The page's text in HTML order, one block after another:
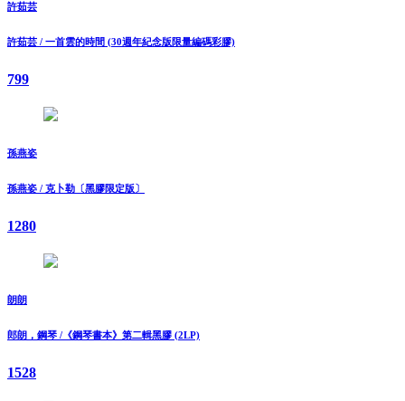
許茹芸
許茹芸 / 一首雲的時間 (30週年紀念版限量編碼彩膠)
799
孫燕姿
孫燕姿 / 克卜勒〔黑膠限定版〕
1280
朗朗
郎朗，鋼琴 /《鋼琴書本》第二輯黑膠 (2LP)
1528